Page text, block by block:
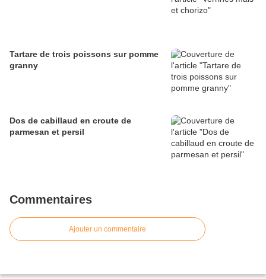
Tartare de trois poissons sur pomme
granny
Dos de cabillaud en croute de
parmesan et persil
Commentaires
Ajouter un commentaire